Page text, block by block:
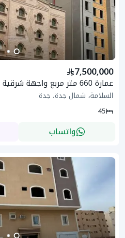
7,500,000
عمارة 660 متر مربع واجهة شرقية
السلامة، شمال جدة، جدة
45
واتساب